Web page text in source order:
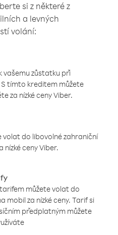
si z některé z
a levných
volání:
vašemu zůstatku při
tímto kreditem můžete
za nízké ceny Viber.
volat do libovolné zahraniční
ceny Viber.
můžete volat do
mobil za nízké ceny. Tarif si
předplatným můžete